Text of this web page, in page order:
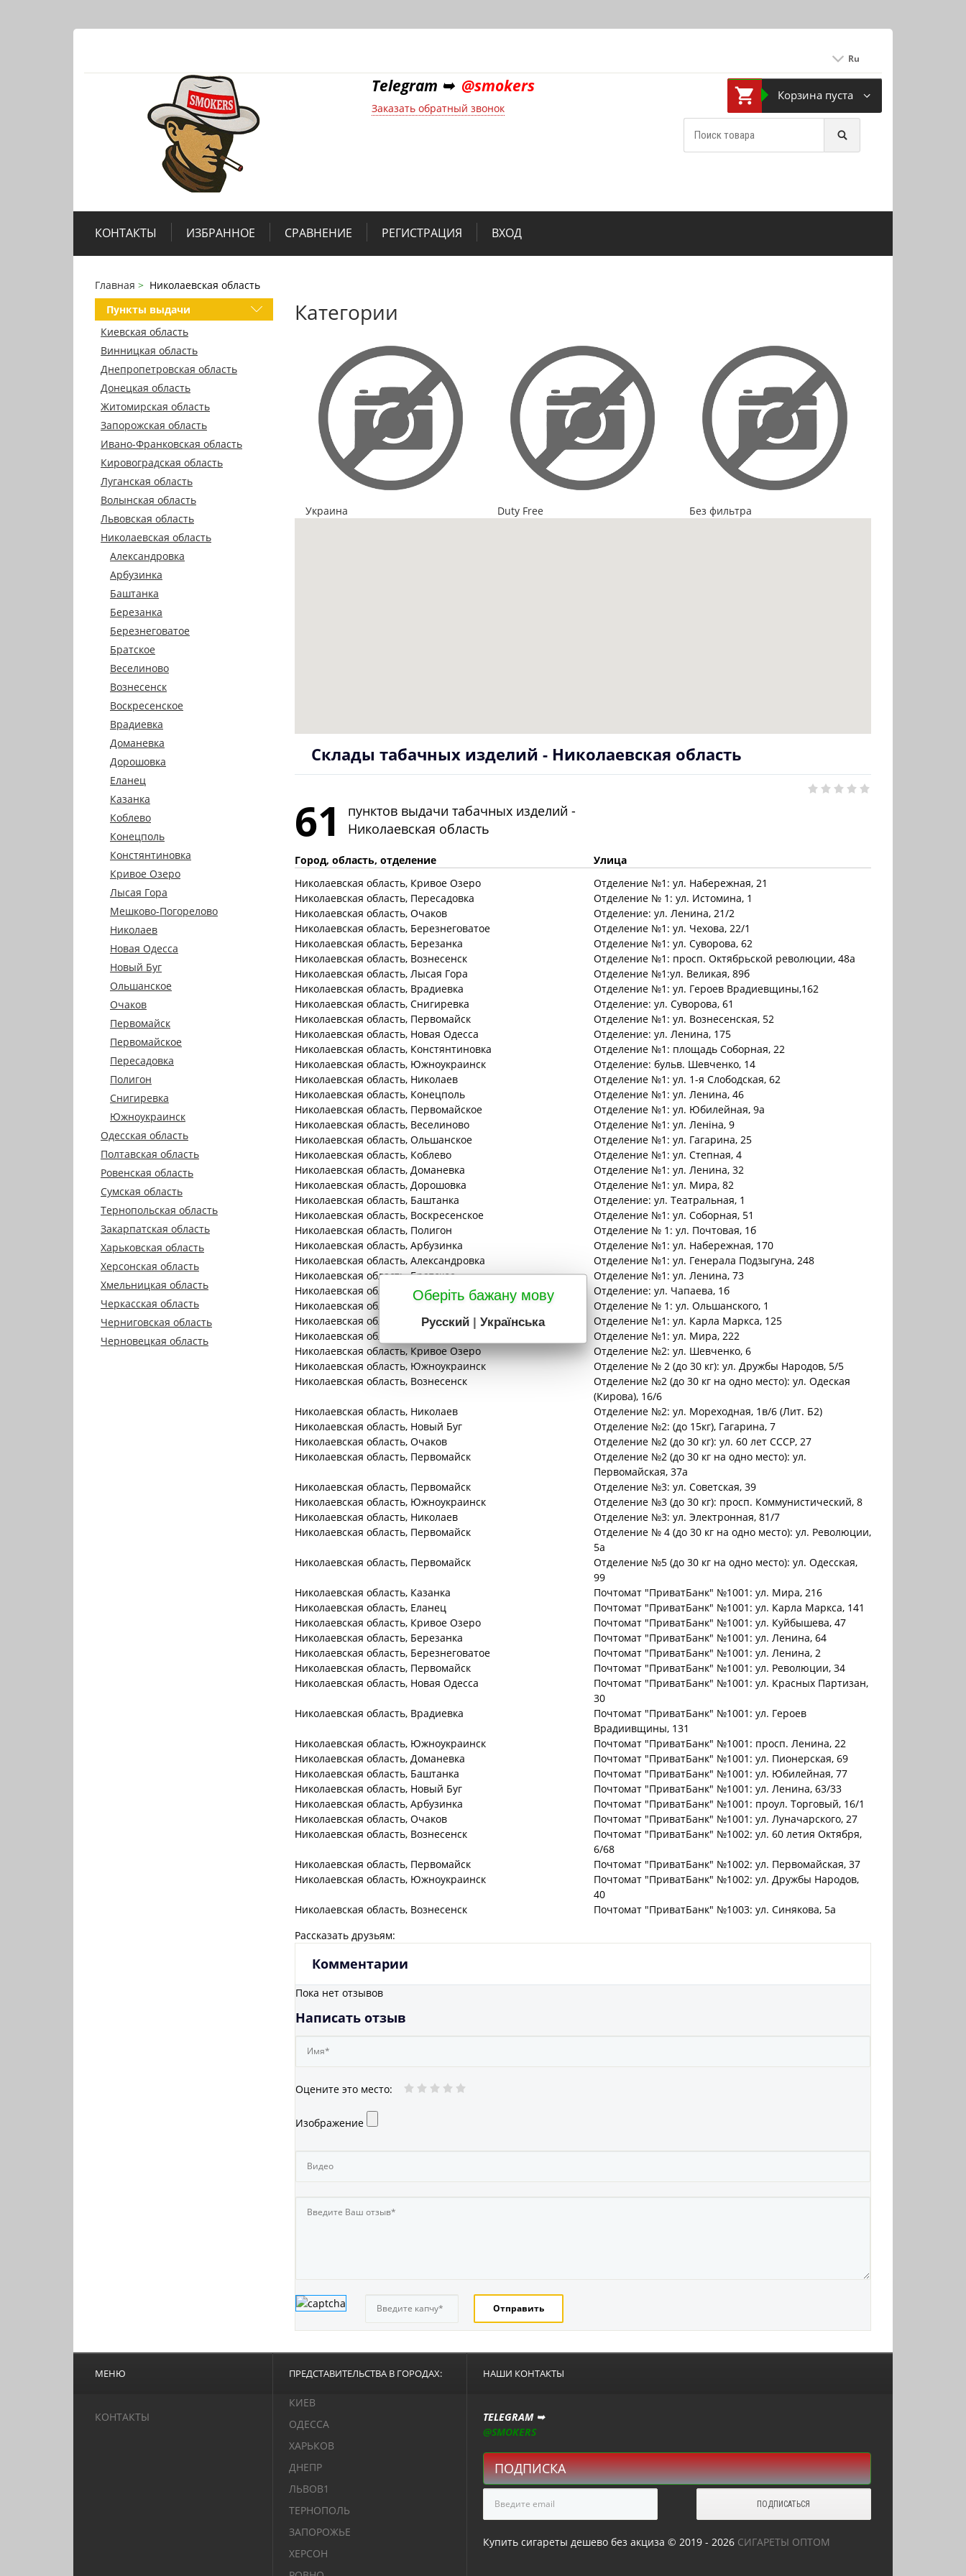
Оберіть бажану мову
Русский | Українська
Ru
Telegram ➥ @smokers
Заказать обратный звонок
Корзина пуста
КОНТАКТЫ ИЗБРАННОЕ СРАВНЕНИЕ РЕГИСТРАЦИЯ ВХОД
Главная
Николаевская область
Пункты выдачи
Киевская область
Винницкая область
Днепропетровская область
Донецкая область
Житомирская область
Запорожская область
Ивано-Франковская область
Кировоградская область
Луганская область
Волынская область
Львовская область
Николаевская область
Александровка
Арбузинка
Баштанка
Березанка
Березнеговатое
Братское
Веселиново
Вознесенск
Воскресенское
Врадиевка
Доманевка
Дорошовка
Еланец
Казанка
Коблево
Конецполь
Констянтиновка
Кривое Озеро
Лысая Гора
Мешково-Погорелово
Николаев
Новая Одесса
Новый Буг
Ольшанское
Очаков
Первомайск
Первомайское
Пересадовка
Полигон
Снигиревка
Южноукраинск
Одесская область
Полтавская область
Ровенская область
Сумская область
Тернопольская область
Закарпатская область
Харьковская область
Херсонская область
Хмельницкая область
Черкасская область
Черниговская область
Черновецкая область
Категории
Украина Duty Free Без фильтра
Склады табачных изделий - Николаевская область
61
пунктов выдачи табачных изделий -
Николаевская область
Город, область, отделение
Улица
Николаевская область, Кривое Озеро
Отделение №1: ул. Набережная, 21
Николаевская область, Пересадовка
Отделение № 1: ул. Истомина, 1
Николаевская область, Очаков
Отделение: ул. Ленина, 21/2
Николаевская область, Березнеговатое
Отделение №1: ул. Чехова, 22/1
Николаевская область, Березанка
Отделение №1: ул. Суворова, 62
Николаевская область, Вознесенск
Отделение №1: просп. Октябрьской революции, 48а
Николаевская область, Лысая Гора
Отделение №1:ул. Великая, 89б
Николаевская область, Врадиевка
Отделение №1: ул. Героев Врадиевщины,162
Николаевская область, Снигиревка
Отделение: ул. Суворова, 61
Николаевская область, Первомайск
Отделение №1: ул. Вознесенская, 52
Николаевская область, Новая Одесса
Отделение: ул. Ленина, 175
Николаевская область, Констянтиновка
Отделение №1: площадь Соборная, 22
Николаевская область, Южноукраинск
Отделение: бульв. Шевченко, 14
Николаевская область, Николаев
Отделение №1: ул. 1-я Слободская, 62
Николаевская область, Конецполь
Отделение №1: ул. Ленина, 46
Николаевская область, Первомайское
Отделение №1: ул. Юбилейная, 9а
Николаевская область, Веселиново
Отделение №1: ул. Леніна, 9
Николаевская область, Ольшанское
Отделение №1: ул. Гагарина, 25
Николаевская область, Коблево
Отделение №1: ул. Степная, 4
Николаевская область, Доманевка
Отделение №1: ул. Ленина, 32
Николаевская область, Дорошовка
Отделение №1: ул. Мира, 82
Николаевская область, Баштанка
Отделение: ул. Театральная, 1
Николаевская область, Воскресенское
Отделение №1: ул. Соборная, 51
Николаевская область, Полигон
Отделение № 1: ул. Почтовая, 1б
Николаевская область, Арбузинка
Отделение №1: ул. Набережная, 170
Николаевская область, Александровка
Отделение №1: ул. Генерала Подзыгуна, 248
Николаевская область, Братское
Отделение №1: ул. Ленина, 73
Николаевская область , Новый Буг
Отделение: ул. Чапаева, 1б
Николаевская область , Мешково-Погорелово
Отделение № 1: ул. Ольшанского, 1
Николаевская область , Еланец
Отделение №1: ул. Карла Маркса, 125
Николаевская область
Отделение №1: ул. Мира, 222
Николаевская область, Кривое Озеро
Отделение №2: ул. Шевченко, 6
Николаевская область, Южноукраинск
Отделение № 2 (до 30 кг): ул. Дружбы Народов, 5/5
Николаевская область, Вознесенск
Отделение №2 (до 30 кг на одно место): ул. Одеская
(Кирова), 16/6
Николаевская область, Николаев
Отделение №2: ул. Мореходная, 1в/6 (Лит. Б2)
Николаевская область, Новый Буг
Отделение №2: (до 15кг), Гагарина, 7
Николаевская область, Очаков
Отделение №2 (до 30 кг): ул. 60 лет СССР, 27
Николаевская область, Первомайск
Отделение №2 (до 30 кг на одно место): ул.
Первомайская, 37а
Николаевская область, Первомайск
Отделение №3: ул. Советская, 39
Николаевская область, Южноукраинск
Отделение №3 (до 30 кг): просп. Коммунистический, 8
Николаевская область, Николаев
Отделение №3: ул. Электронная, 81/7
Николаевская область, Первомайск
Отделение № 4 (до 30 кг на одно место): ул. Революции,
5а
Николаевская область, Первомайск
Отделение №5 (до 30 кг на одно место): ул. Одесская,
99
Николаевская область, Казанка
Почтомат "ПриватБанк" №1001: ул. Мира, 216
Николаевская область, Еланец
Почтомат "ПриватБанк" №1001: ул. Карла Маркса, 141
Николаевская область, Кривое Озеро
Почтомат "ПриватБанк" №1001: ул. Куйбышева, 47
Николаевская область, Березанка
Почтомат "ПриватБанк" №1001: ул. Ленина, 64
Николаевская область, Березнеговатое
Почтомат "ПриватБанк" №1001: ул. Ленина, 2
Николаевская область, Первомайск
Почтомат "ПриватБанк" №1001: ул. Революции, 34
Николаевская область, Новая Одесса
Почтомат "ПриватБанк" №1001: ул. Красных Партизан,
30
Николаевская область, Врадиевка
Почтомат "ПриватБанк" №1001: ул. Героев
Врадиивщины, 131
Николаевская область, Южноукраинск
Почтомат "ПриватБанк" №1001: просп. Ленина, 22
Николаевская область, Доманевка
Почтомат "ПриватБанк" №1001: ул. Пионерская, 69
Николаевская область, Баштанка
Почтомат "ПриватБанк" №1001: ул. Юбилейная, 77
Николаевская область, Новый Буг
Почтомат "ПриватБанк" №1001: ул. Ленина, 63/33
Николаевская область, Арбузинка
Почтомат "ПриватБанк" №1001: проул. Торговый, 16/1
Николаевская область, Очаков
Почтомат "ПриватБанк" №1001: ул. Луначарского, 27
Николаевская область, Вознесенск
Почтомат "ПриватБанк" №1002: ул. 60 летия Октября,
6/68
Николаевская область, Первомайск
Почтомат "ПриватБанк" №1002: ул. Первомайская, 37
Николаевская область, Южноукраинск
Почтомат "ПриватБанк" №1002: ул. Дружбы Народов,
40
Николаевская область, Вознесенск
Почтомат "ПриватБанк" №1003: ул. Синякова, 5а
Рассказать друзьям:
Комментарии
Пока нет отзывов
Написать отзыв
Оцените это место:
Изображение
МЕНЮ
КОНТАКТЫ
ПРЕДСТАВИТЕЛЬСТВА В ГОРОДАХ:
КИЕВ
ОДЕССА
ХАРЬКОВ
ДНЕПР
ЛЬВОВ1
ТЕРНОПОЛЬ
ЗАПОРОЖЬЕ
ХЕРСОН
НАШИ КОНТАКТЫ
TELEGRAM ➥
@SMOKERS
ПОДПИСКА
Купить сигареты дешево без акциза © 2019 - 2026 СИГАРЕТЫ ОПТОМ